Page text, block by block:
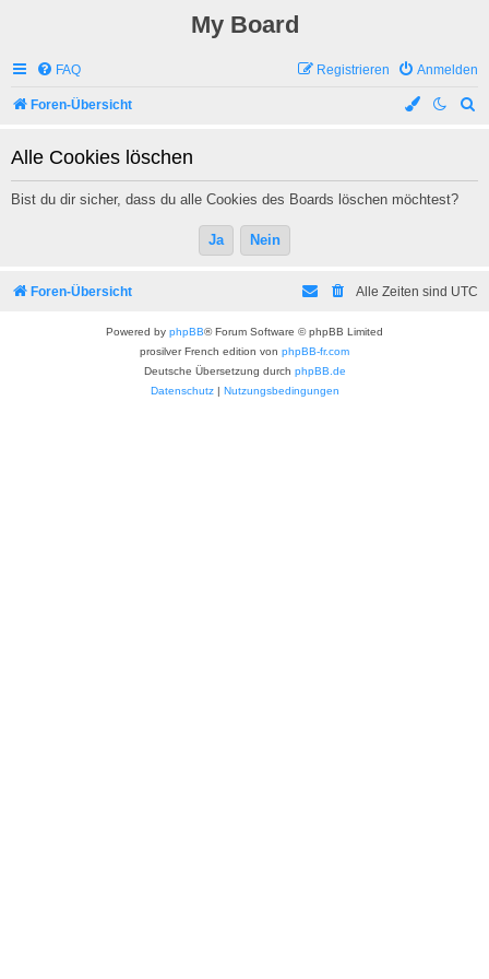
My Board
FAQ Anmelden
Registrieren
Foren-Übersicht
Alle Cookies löschen
Bist du dir sicher, dass du alle Cookies des Boards löschen möchtest?
Foren-Übersicht Alle Zeiten sind UTC
Powered by phpBB® Forum Software © phpBB Limited
prosilver French edition von phpBB-fr.com
Deutsche Übersetzung durch phpBB.de
Datenschutz| Nutzungsbedingungen